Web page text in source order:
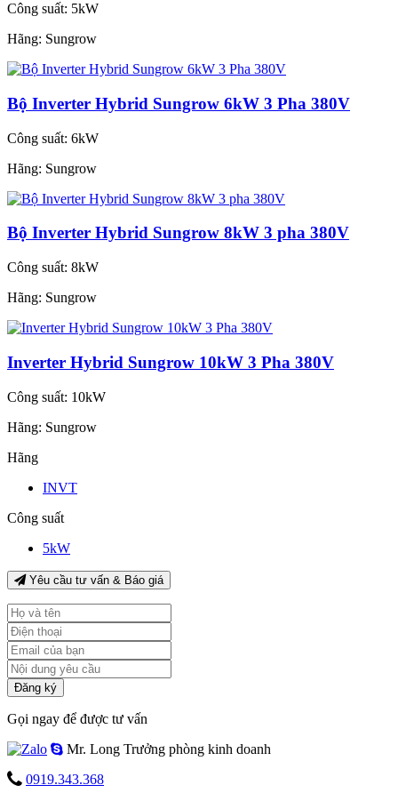
Công suất: 5kW
Hãng: Sungrow
Bộ Inverter Hybrid Sungrow 6kW 3 Pha 380V
Công suất: 6kW
Hãng: Sungrow
Bộ Inverter Hybrid Sungrow 8kW 3 pha 380V
Công suất: 8kW
Hãng: Sungrow
Inverter Hybrid Sungrow 10kW 3 Pha 380V
Công suất: 10kW
Hãng: Sungrow
Hãng
INVT
Công suất
5kW
Yêu cầu tư vấn & Báo giá
Đăng ký
Gọi ngay để được tư vấn
Mr. Long Trưởng phòng kinh doanh
0919.343.368